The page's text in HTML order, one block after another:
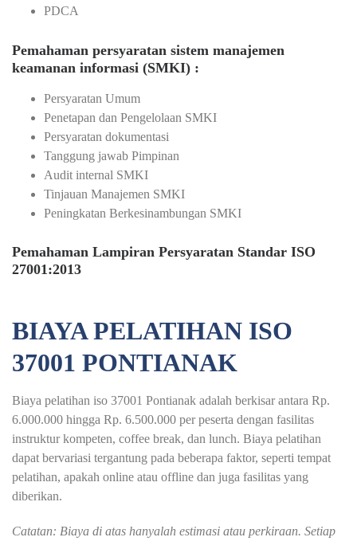
PDCA
Pemahaman persyaratan sistem manajemen
keamanan informasi (SMKI) :
Persyaratan Umum
Penetapan dan Pengelolaan SMKI
Persyaratan dokumentasi
Tanggung jawab Pimpinan
Audit internal SMKI
Tinjauan Manajemen SMKI
Peningkatan Berkesinambungan SMKI
Pemahaman Lampiran Persyaratan Standar ISO
27001:2013
BIAYA PELATIHAN ISO
37001 PONTIANAK
Biaya pelatihan iso 37001 Pontianak adalah berkisar antara Rp.
6.000.000 hingga Rp. 6.500.000 per peserta dengan fasilitas
instruktur kompeten, coffee break, dan lunch. Biaya pelatihan
dapat bervariasi tergantung pada beberapa faktor, seperti tempat
pelatihan, apakah online atau offline dan juga fasilitas yang
diberikan.
Catatan: Biaya di atas hanyalah estimasi atau perkiraan. Setiap